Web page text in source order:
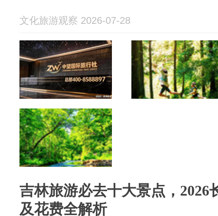
文化旅游观察 2026-07-28
吉林旅游必去十大景点，2026
及花费全解析